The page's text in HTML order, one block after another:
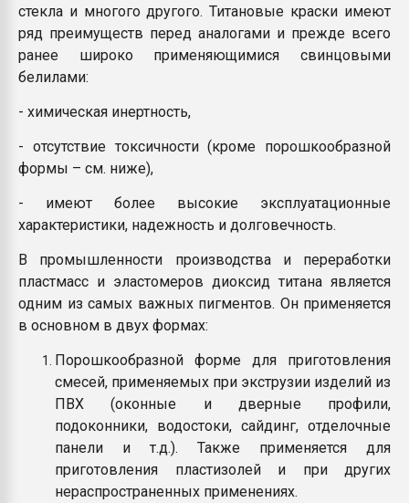
стекла и многого другого. Титановые краски имеют
ряд преимуществ перед аналогами и прежде всего
ранее широко применяющимися свинцовыми
белилами:
- химическая инертность,
- отсутствие токсичности (кроме порошкообразной
формы – см. ниже),
- имеют более высокие эксплуатационные
характеристики, надежность и долговечность.
В промышленности производства и переработки
пластмасс и эластомеров диоксид титана является
одним из самых важных пигментов. Он применяется
в основном в двух формах:
Порошкообразной форме для приготовления
смесей, применяемых при экструзии изделий из
ПВХ (оконные и дверные профили,
подоконники, водостоки, сайдинг, отделочные
панели и т.д.). Также применяется для
приготовления пластизолей и при других
нераспространенных применениях.